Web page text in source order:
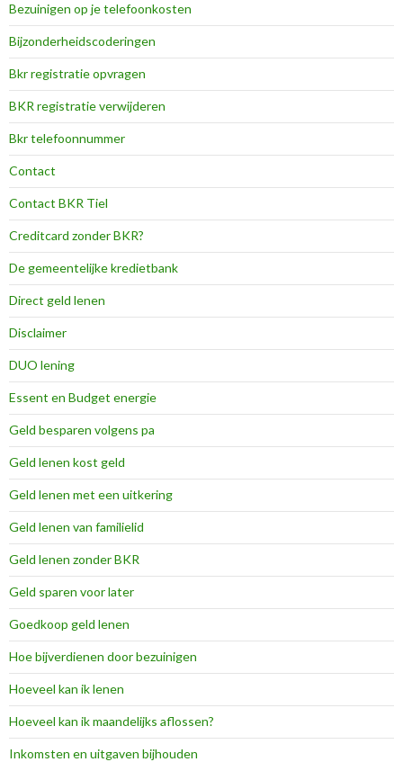
Bezuinigen op je telefoonkosten
Bijzonderheidscoderingen
Bkr registratie opvragen
BKR registratie verwijderen
Bkr telefoonnummer
Contact
Contact BKR Tiel
Creditcard zonder BKR?
De gemeentelijke kredietbank
Direct geld lenen
Disclaimer
DUO lening
Essent en Budget energie
Geld besparen volgens pa
Geld lenen kost geld
Geld lenen met een uitkering
Geld lenen van familielid
Geld lenen zonder BKR
Geld sparen voor later
Goedkoop geld lenen
Hoe bijverdienen door bezuinigen
Hoeveel kan ik lenen
Hoeveel kan ik maandelijks aflossen?
Inkomsten en uitgaven bijhouden